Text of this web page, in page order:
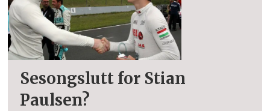
Sesongslutt for Stian
Paulsen?